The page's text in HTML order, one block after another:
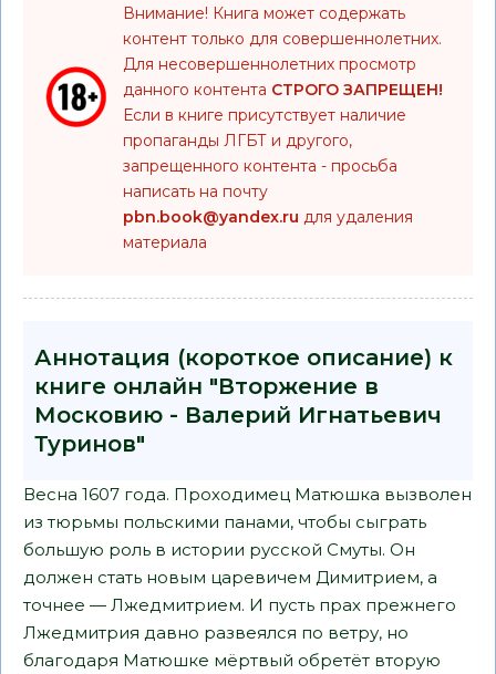
Внимание! Книга может содержать
контент только для совершеннолетних.
Для несовершеннолетних просмотр
данного контента СТРОГО ЗАПРЕЩЕН!
Если в книге присутствует наличие
пропаганды ЛГБТ и другого,
запрещенного контента - просьба
написать на почту
pbn.book@yandex.ru для удаления
материала
Аннотация (короткое описание) к
книге онлайн "Вторжение в
Московию - Валерий Игнатьевич
Туринов"
Весна 1607 года. Проходимец Матюшка вызволен
из тюрьмы польскими панами, чтобы сыграть
большую роль в истории русской Смуты. Он
должен стать новым царевичем Димитрием, а
точнее — Лжедмитрием. И пусть прах прежнего
Лжедмитрия давно развеялся по ветру, но
благодаря Матюшке мёртвый обретёт вторую